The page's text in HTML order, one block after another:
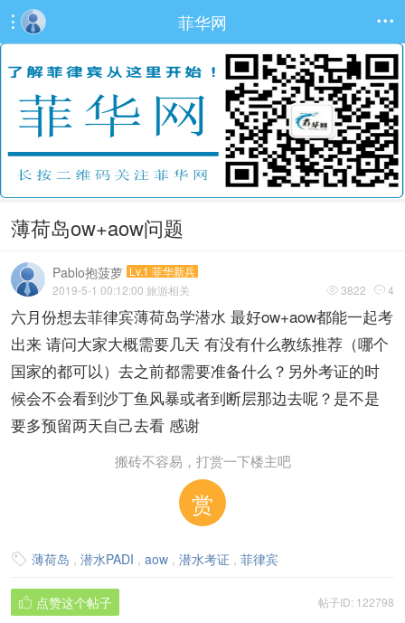
 菲华网 
薄荷岛ow+aow问题
Pablo抱菠萝 Lv.1 菲华新兵
 3822  4
2019-5-1 00:12:00 旅游相关
六月份想去菲律宾薄荷岛学潜水 最好ow+aow都能一起考
出来 请问大家大概需要几天 有没有什么教练推荐（哪个
国家的都可以）去之前都需要准备什么？另外考证的时
候会不会看到沙丁鱼风暴或者到断层那边去呢？是不是
要多预留两天自己去看 感谢
搬砖不容易，打赏一下楼主吧
赏
 薄荷岛 , 潜水PADI , aow , 潜水考证 , 菲律宾
帖子ID: 122798
 点赞这个帖子